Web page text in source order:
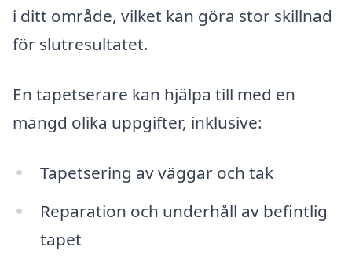
i ditt område, vilket kan göra stor skillnad
för slutresultatet.
En tapetserare kan hjälpa till med en
mängd olika uppgifter, inklusive:
Tapetsering av väggar och tak
Reparation och underhåll av befintlig
tapet